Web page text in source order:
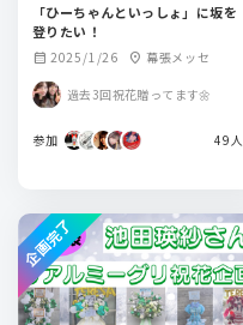
「ひーちゃんといっしょ」に坂を
登りたい！
calendar_month 2025/1/26 location_on 幕張メッセ
過去3回祝花贈ってます🌼
参加 49人
企画完了